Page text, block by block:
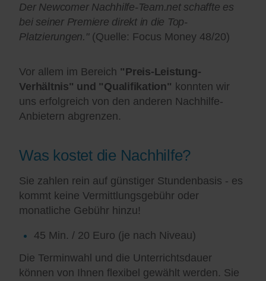
Der Newcomer Nachhilfe-Team.net schaffte es
bei seiner Premiere direkt in die Top-
Platzierungen."(Quelle: Focus Money 48/20)
Vor allem im Bereich "Preis-Leistung-
Verhältnis" und "Qualifikation" konnten wir
uns erfolgreich von den anderen Nachhilfe-
Anbietern abgrenzen.
Was kostet die Nachhilfe?
Sie zahlen rein auf günstiger Stundenbasis - es
kommt keine Vermittlungsgebühr oder
monatliche Gebühr hinzu!
45 Min. / 20 Euro (je nach Niveau)
Die Terminwahl und die Unterrichtsdauer
können von Ihnen flexibel gewählt werden. Sie